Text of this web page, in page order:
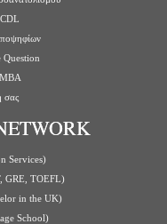
ΜBA
σας
Services)
GRE, TOEFL)
in the UK)
School)